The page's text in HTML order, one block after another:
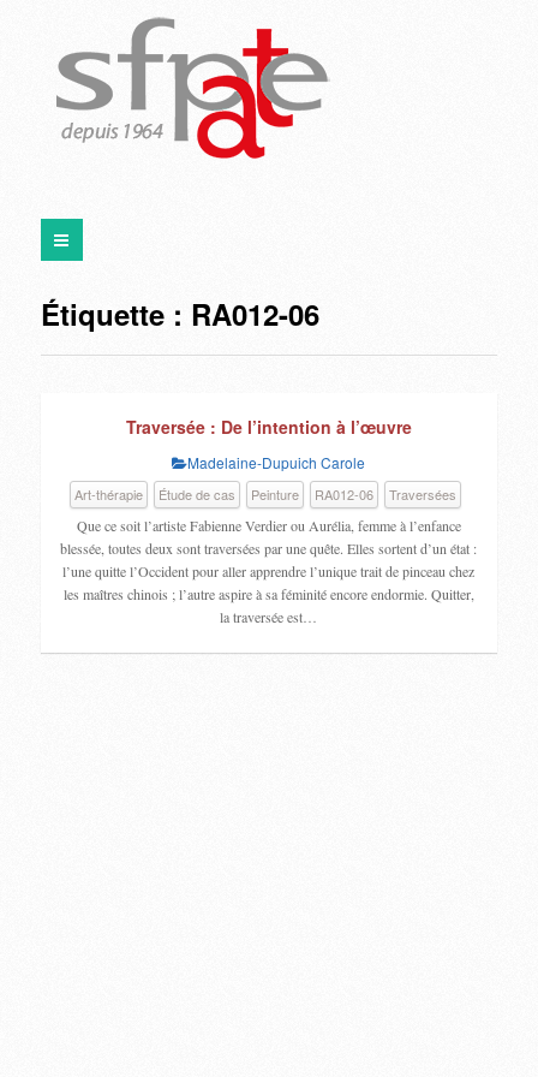
Étiquette : RA012-06
Traversée : De l’intention à l’œuvre
Madelaine-Dupuich Carole
Art-thérapie Étude de cas Peinture RA012-06
Traversées
Que ce soit l’artiste Fabienne Verdier ou Aurélia, femme à l’enfance
blessée, toutes deux sont traversées par une quête. Elles sortent d’un état :
l’une quitte l’Occident pour aller apprendre l’unique trait de pinceau chez
les maîtres chinois ; l’autre aspire à sa féminité encore endormie. Quitter,
la traversée est…